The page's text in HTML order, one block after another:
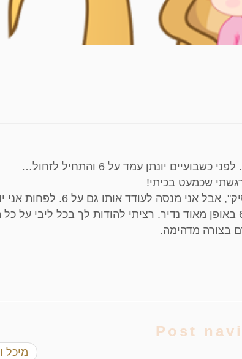
יונתן עמד על 6 והתחיל לזחול…
שכמעט בכיתי!
בכל אופן, הוא עדיין מעדיף בהרבה יותר "לזחול על הטוסיק", אבל אני מנסה
שעכשיו הוא מכיר את 2 המקומות אפילו, שהוא זוחל על 6 באופן מאוד נדיר. רציתי להודות לך בכל ליבי
בצורה מדהימה.
Post
מיכל